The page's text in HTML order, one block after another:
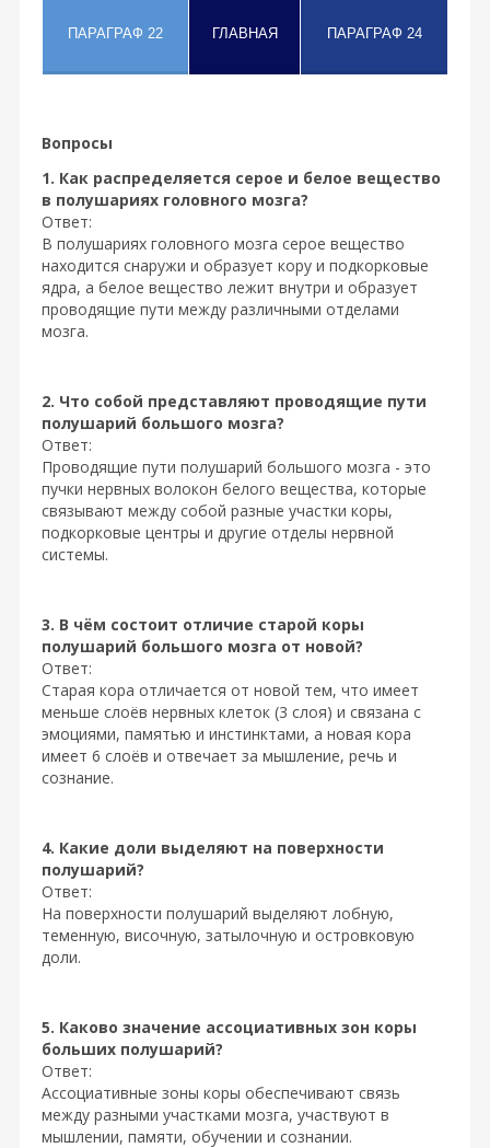
Вопросы
1. Как распределяется серое и белое вещество
в полушариях головного мозга?
Ответ:
В полушариях головного мозга серое вещество
находится снаружи и образует кору и подкорковые
ядра, а белое вещество лежит внутри и образует
проводящие пути между различными отделами
мозга.
2. Что собой представляют проводящие пути
полушарий большого мозга?
Ответ:
Проводящие пути полушарий большого мозга - это
пучки нервных волокон белого вещества, которые
связывают между собой разные участки коры,
подкорковые центры и другие отделы нервной
системы.
3. В чём состоит отличие старой коры
полушарий большого мозга от новой?
Ответ:
Старая кора отличается от новой тем, что имеет
меньше слоёв нервных клеток (3 слоя) и связана с
эмоциями, памятью и инстинктами, а новая кора
имеет 6 слоёв и отвечает за мышление, речь и
сознание.
4. Какие доли выделяют на поверхности
полушарий?
Ответ:
На поверхности полушарий выделяют лобную,
теменную, височную, затылочную и островковую
доли.
5. Каково значение ассоциативных зон коры
больших полушарий?
Ответ:
Ассоциативные зоны коры обеспечивают связь
между разными участками мозга, участвуют в
мышлении, памяти, обучении и сознании.